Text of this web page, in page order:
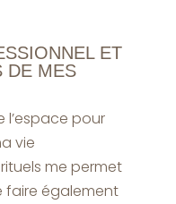
ET
DE MES
l’espace pour
vie
me permet
faire également